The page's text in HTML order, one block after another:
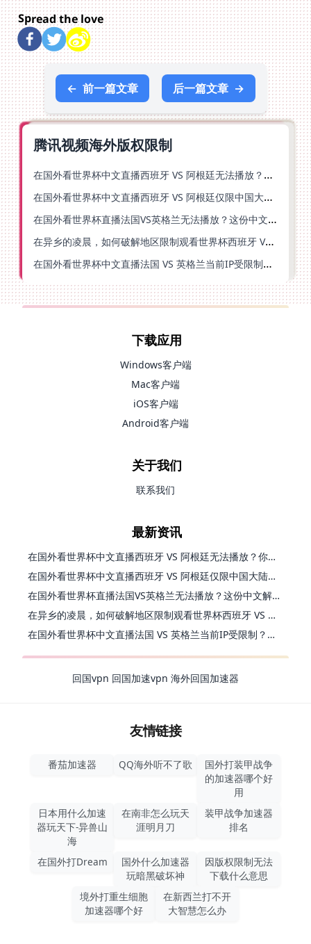
Spread the love
← 前一篇文章 后一篇文章 →
腾讯视频海外版权限制
在国外看世界杯中文直播西班牙 VS 阿根廷无法播放？你的解药在这里
在国外看世界杯中文直播西班牙 VS 阿根廷仅限中国大陆？别急，终极解决方案在这里
在国外看世界杯直播法国VS英格兰无法播放？这份中文解说观赛指南帮你解决
在异乡的凌晨，如何破解地区限制观看世界杯西班牙 VS 阿根廷？
在国外看世界杯中文直播法国 VS 英格兰当前IP受限制？这篇指南帮你解决所有问题
下载应用
Windows客户端
Mac客户端
iOS客户端
Android客户端
关于我们
联系我们
最新资讯
在国外看世界杯中文直播西班牙 VS 阿根廷无法播放？你的解药在这里
在国外看世界杯中文直播西班牙 VS 阿根廷仅限中国大陆？别急，终极解决方案在这里
在国外看世界杯直播法国VS英格兰无法播放？这份中文解说观赛指南帮你解决
在异乡的凌晨，如何破解地区限制观看世界杯西班牙 VS 阿根廷？
在国外看世界杯中文直播法国 VS 英格兰当前IP受限制？这篇指南帮你解决所有问题
回国vpn 回国加速vpn 海外回国加速器
友情链接
番茄加速器 QQ海外听不了歌
国外打装甲战争
的加速器哪个好
用
日本用什么加速
器玩天下-异兽山
海
在南非怎么玩天
涯明月刀
装甲战争加速器
排名
在国外打Dream
国外什么加速器
玩暗黑破坏神
因版权限制无法
下载什么意思
境外打重生细胞
加速器哪个好
在新西兰打不开
大智慧怎么办